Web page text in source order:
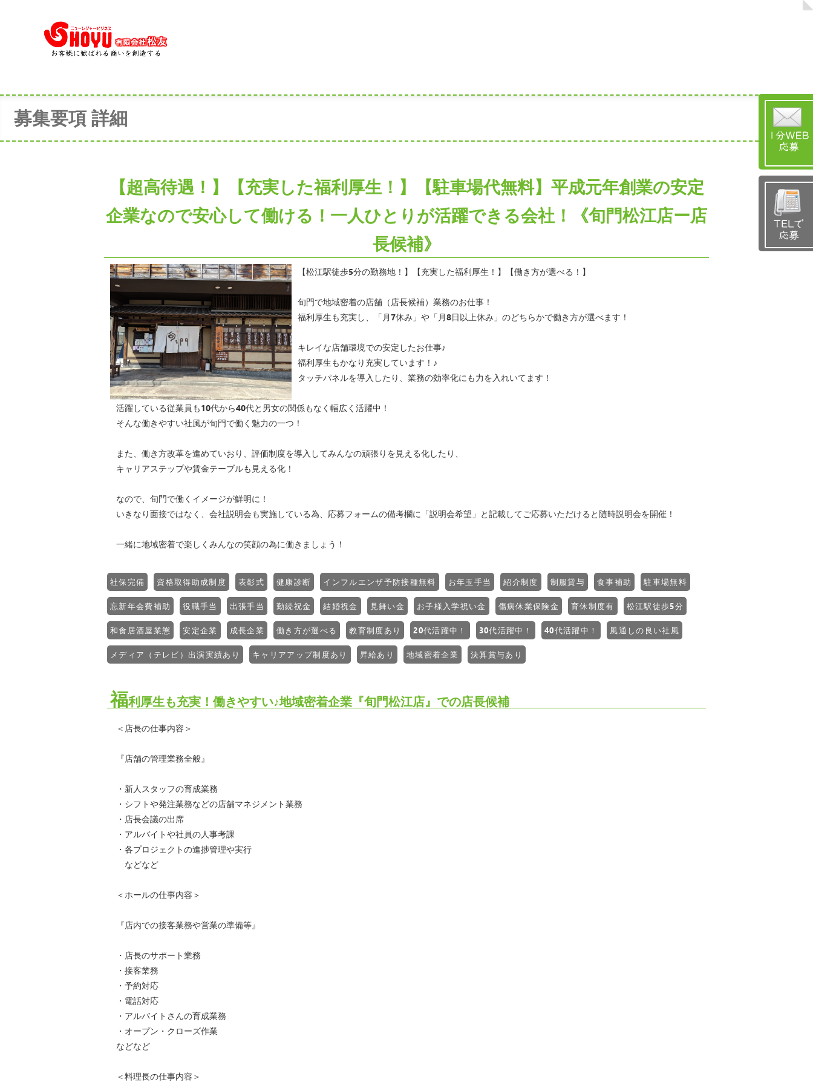
募集要項 詳細
【超高待遇！】【充実した福利厚生！】【駐車場代無料】平成元年創業の安定
企業なので安心して働ける！一人ひとりが活躍できる会社！《旬門松江店ー店
長候補》
【松江駅徒歩5分の勤務地！】【充実した福利厚生！】【働き方が選べる！】
旬門で地域密着の店舗（店長候補）業務のお仕事！
福利厚生も充実し、「月7休み」や「月8日以上休み」のどちらかで働き方が選べます！
キレイな店舗環境での安定したお仕事♪
福利厚生もかなり充実しています！♪
タッチパネルを導入したり、業務の効率化にも力を入れいてます！
活躍している従業員も10代から40代と男女の関係もなく幅広く活躍中！
そんな働きやすい社風が旬門で働く魅力の一つ！
また、働き方改革を進めていおり、評価制度を導入してみんなの頑張りを見える化したり、
キャリアステップや賃金テーブルも見える化！
なので、旬門で働くイメージが鮮明に！
いきなり面接ではなく、会社説明会も実施している為、応募フォームの備考欄に「説明会希望」と記載してご応募いただけると随時説明会を開催！
一緒に地域密着で楽しくみんなの笑顔の為に働きましょう！
社保完備 資格取得助成制度 表彰式 健康診断 インフルエンザ予防接種無料 お年玉手当 紹介制度 制服貸与 食事補助 駐車場無料
忘新年会費補助 役職手当 出張手当 勤続祝金 結婚祝金 見舞い金 お子様入学祝い金 傷病休業保険金 育休制度有 松江駅徒歩5分
和食居酒屋業態 安定企業 成長企業 働き方が選べる 教育制度あり 20代活躍中！ 30代活躍中！ 40代活躍中！ 風通しの良い社風
メディア（テレビ）出演実績あり キャリアアップ制度あり 昇給あり 地域密着企業 決算賞与あり
福利厚生も充実！働きやすい♪地域密着企業『旬門松江店』での店長候補
＜店長の仕事内容＞
『店舗の管理業務全般』
・新人スタッフの育成業務
・シフトや発注業務などの店舗マネジメント業務
・店長会議の出席
・アルバイトや社員の人事考課
・各プロジェクトの進捗管理や実行
などなど
＜ホールの仕事内容＞
『店内での接客業務や営業の準備等』
・店長のサポート業務
・接客業務
・予約対応
・電話対応
・アルバイトさんの育成業務
・オープン・クローズ作業
などなど
＜料理長の仕事内容＞